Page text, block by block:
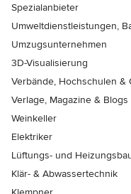
Spezialanbieter
Umweltdienstleistungen,
Umzugsunternehmen
3D-Visualisierung
Verbände, Hochschulen &
Verlage, Magazine & Blogs
Weinkeller
Elektriker
Lüftungs- und
Klär- & Abwassertechnik